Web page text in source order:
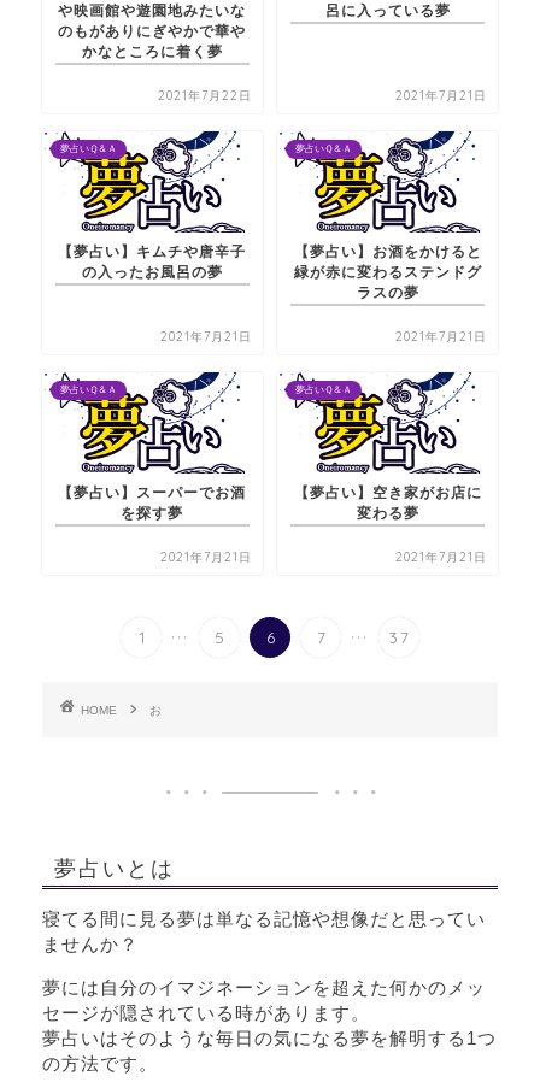
や映画館や遊園地みたいな
のもがありにぎやかで華や
かなところに着く夢
2021年7月22日
呂に入っている夢
2021年7月21日
夢占いＱ＆Ａ
【夢占い】キムチや唐辛子
の入ったお風呂の夢
2021年7月21日
夢占いＱ＆Ａ
【夢占い】お酒をかけると
緑が赤に変わるステンドグ
ラスの夢
2021年7月21日
夢占いＱ＆Ａ
【夢占い】スーパーでお酒
を探す夢
2021年7月21日
夢占いＱ＆Ａ
【夢占い】空き家がお店に
変わる夢
2021年7月21日
1 ... 5 6 7 ... 37
HOME お
夢占いとは
寝てる間に見る夢は単なる記憶や想像だと思ってい
ませんか？
夢には自分のイマジネーションを超えた何かのメッ
セージが隠されている時があります。
夢占いはそのような毎日の気になる夢を解明する1つ
の方法です。